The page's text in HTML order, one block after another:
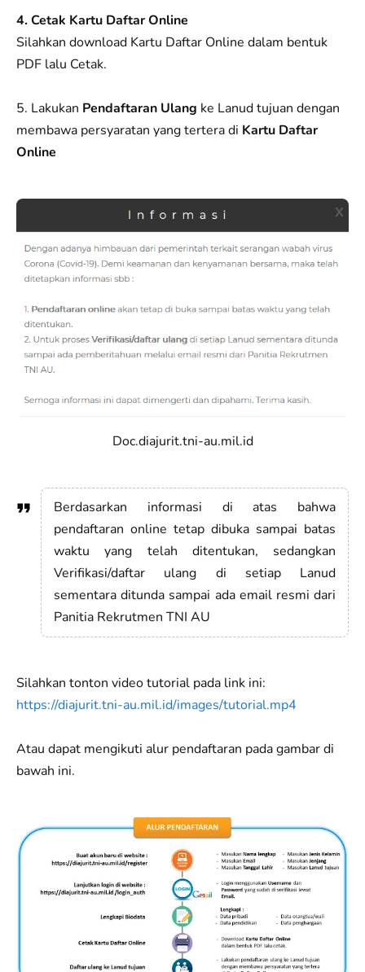
4. Cetak Kartu Daftar Online
Silahkan download Kartu Daftar Online dalam bentuk
PDF lalu Cetak.
5. Lakukan Pendaftaran Ulang ke Lanud tujuan dengan
membawa persyaratan yang tertera di Kartu Daftar
Online
Doc.diajurit.tni-au.mil.id
Berdasarkan informasi di atas bahwa
pendaftaran online tetap dibuka sampai batas
waktu yang telah ditentukan, sedangkan
Verifikasi/daftar ulang di setiap Lanud
sementara ditunda sampai ada email resmi dari
Panitia Rekrutmen TNI AU
Silahkan tonton video tutorial pada link ini:
https://diajurit.tni-au.mil.id/images/tutorial.mp4
Atau dapat mengikuti alur pendaftaran pada gambar di
bawah ini.